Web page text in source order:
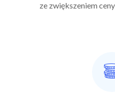
ze zwiększeniem